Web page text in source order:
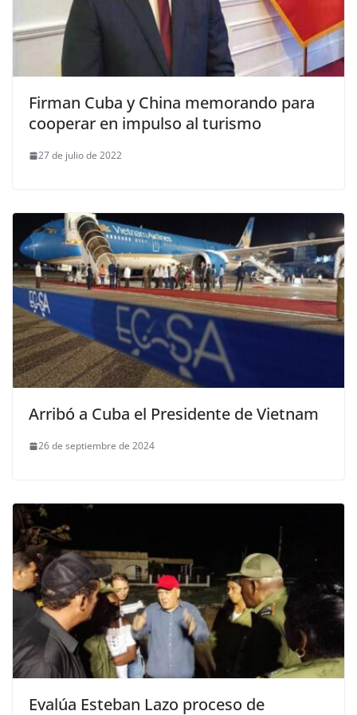
Firman Cuba y China memorando para
cooperar en impulso al turismo
27 de julio de 2022
Arribó a Cuba el Presidente de Vietnam
26 de septiembre de 2024
Evalúa Esteban Lazo proceso de